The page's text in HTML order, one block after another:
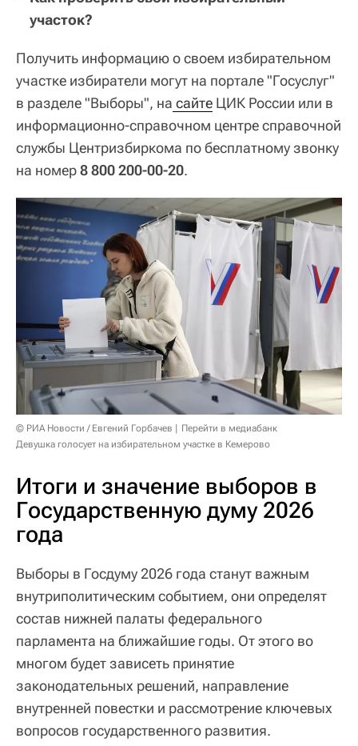
участок?
Получить информацию о своем избирательном
участке избиратели могут на портале "Госуслуг"
в разделе "Выборы", на сайте ЦИК России или в
информационно‑справочном центре справочной
службы Центризбиркома по бесплатному звонку
на номер8 800 200-00-20.
© РИА Новости / Евгений Горбачев
Перейти в медиабанк
Девушка голосует на избирательном участке в Кемерово
Итоги и значение выборов в
Государственную думу 2026
года
Выборы в Госдуму 2026 года станут важным
внутриполитическим событием, они определят
состав нижней палаты федерального
парламента на ближайшие годы. От этого во
многом будет зависеть принятие
законодательных решений, направление
внутренней повестки и рассмотрение ключевых
вопросов государственного развития.